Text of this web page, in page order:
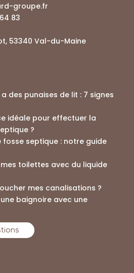
groupe.fr
83
53340 Val-du-Maine
des punaises de lit : 7 signes
idéale pour effectuer la
?
fosse septique : notre guide
toilettes avec du liquide
mes canalisations ?
baignoire avec une